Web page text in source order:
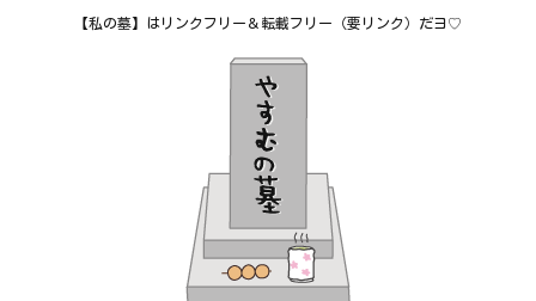
【私の墓】はリンクフリー＆転載フリー（要リンク）だヨ♡